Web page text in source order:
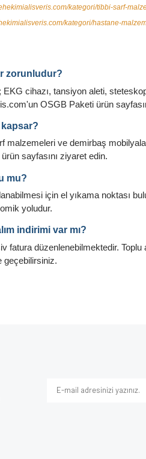
kategori/tibbi-sarf-
kategori/hastane-
zorunludur?
EKG cihazı, tansiyon aleti,
OSGB Paketi ürün
kapsar?
malzemeleri ve demirbaş
sayfasını ziyaret edin.
mu?
için el yıkama noktası
yoludur.
indirimi var mı?
fatura düzenlenebilmektedir.
geçebilirsiniz.